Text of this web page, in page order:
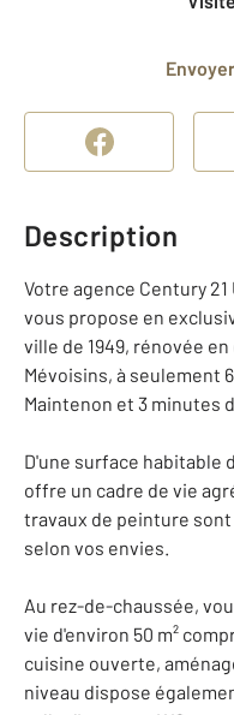
Description
Votre agence Century 21
vous propose en
ville de 1949, rénovée
Mévoisins, à seulement
Maintenon et 3 minutes
D'une surface habitable
offre un cadre de vie
travaux de peinture
selon vos envies.
Au rez-de-chaussée,
vie d'environ 50 m²
cuisine ouverte,
niveau dispose